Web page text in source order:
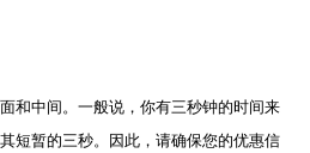
和中间。一般说，你有三秒钟的时间来
短暂的三秒。因此，请确保您的优惠信